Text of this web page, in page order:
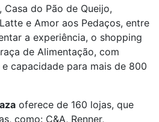
Casa do Pão de Queijo,
e Amor aos Pedaços, entre
a experiência, o shopping
de Alimentação, com
capacidade para mais de 800
oferece de 160 lojas, que
como: C&A, Renner,